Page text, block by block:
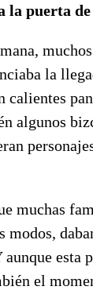
la puerta de
la
algunos
muchas
modos,
esta
el